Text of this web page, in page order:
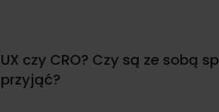
UX czy CRO? Czy są ze sobą
przyjąć?